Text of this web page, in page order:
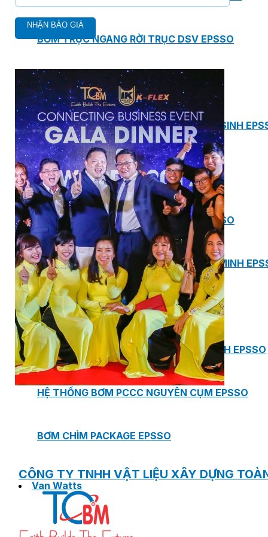
BƠM TRỤC NGANG RỜI TRỤC DSV EPSSO
BƠM CHÌM THOÁT NƯỚC EPSSO
HỆ THỐNG BƠM NÂNG NƯỚC THẢI VỆ SINH
HỆ THỐNG CẤP NƯỚC UỐNG EPSSO
HỆ THỐNG TÁCH DẦU NƯỚC THẢI EPSSO
HỆ THỐNG XỬ LÝ NƯỚC THẢI THÔNG MINH
PHÒNG BƠM (PUMP ROOM) EPSSO
TRẠM BƠM TÍCH HỢP SẴN THÔNG MINH EPSSO
HỆ THỐNG BƠM PCCC NGUYÊN CỤM EPSSO
BƠM CHÌM PACKAGE EPSSO
Van Watts
CÔNG TY TNHH VẬT LIỆU XÂY DỰNG